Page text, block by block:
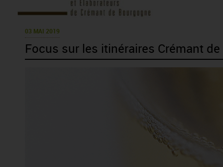
03 MAI 2019
Focus sur les itinéraires Crémant